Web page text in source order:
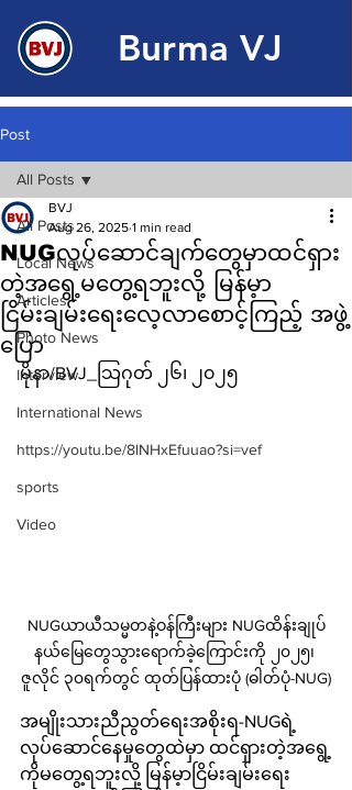
Burma VJ
Post
All Posts
Local News
Articles
Photo News
Interview
International News
https://youtu.be/8lNHxEfuuao?si=vef
sports
Video
All Posts
NUGလုပ်‌ဆောင်ချက်တွေမှာထင်ရှား
တဲ့အ‌ရွေ့မတွေ့ရဘူးလို့ မြန်မ့ာ
ငြိမ်းချမ်းရေးလေ့လာစောင့်ကြည့် အဖွဲ့
ပြော
BVJ
Aug 26, 2025 1 min read
မိုနာ/BVJ_သြဂုတ် ၂၆၊ ၂၀၂၅
NUGယာယီသမ္မတနဲ့ဝန်ကြီးများ NUGထိန်းချုပ်
နယ်မြေတွေသွားရောက်ခဲ့ကြောင်းကို ၂၀၂၅၊
ဇူလိုင် ၃၀ရက်တွင် ထုတ်ပြန်ထားပုံ (ဓါတ်ပုံ-NUG)
အမျိုးသားညီညွတ်ရေးအစိုးရ-NUGရဲ့
လုပ်‌ဆောင်နေမှုတွေထဲမှာ ထင်ရှားတဲ့အ‌ရွေ့
ကိုမတွေ့ရဘူးလို့ မြန်မ့ာငြိမ်းချမ်းရေး